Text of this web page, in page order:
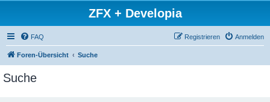
ZFX + Developia
FAQ Anmelden
Registrieren
Foren-Übersicht Suche
Suche